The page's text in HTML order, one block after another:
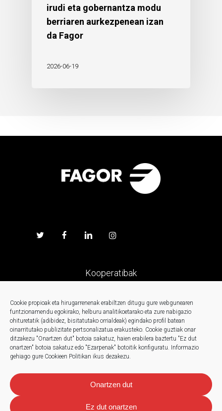
Cookie propioak eta hirugarrenenak erabiltzen ditugu gure webgunearen
funtzionamendu egokirako, helburu analitikoetarako eta zure nabigazio
ohituretatik (adibidez, bisitatutako orrialdeak) egindako profil batean
oinarritutako publizitate pertsonalizatua erakusteko. Cookie guztiak onar
ditzakezu "Onartzen dut" botoia sakatuz, haien erabilera baztertu "Ez dut
onartzen" botoia sakatuz edo "Ezarpenak" botoitik konfiguratu. Informazio
gehiago gure Cookieen Politikan ikus dezakezu.
Onartzen dut
Ez dut onartzen
irudi eta gobernantza modu
berriaren aurkezpenean izan
da Fagor
2026-06-19
Kooperatibak
Prentsa
Kontaktua
Berriak